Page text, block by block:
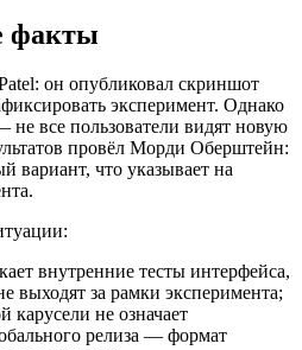
факты
он опубликовал скриншот
эксперимент. Однако
не все пользователи видят новую
провёл Морди Оберштейн:
вариант, что указывает на
внутренние тесты интерфейса,
выходят за рамки эксперимента;
карусели не означает
релиза — формат